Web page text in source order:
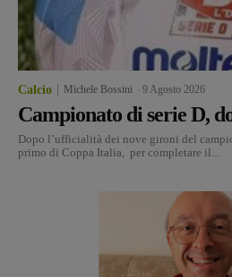
Calcio Michele Bossini 9 Agosto 2026
Campionato di serie D,
Dopo l’ufficialità dei nove gironi del
primo di Coppa Italia, per completare il...